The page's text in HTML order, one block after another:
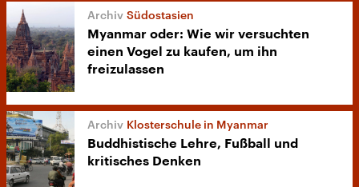
Südostasien
Myanmar oder: Wie wir versuchten
einen Vogel zu kaufen, um ihn
freizulassen
Klosterschule in Myanmar
Buddhistische Lehre, Fußball und
kritisches Denken